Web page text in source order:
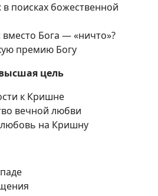
поисках божественной
Бога — «ничто»?
премию Богу
цель
к Кришне
вечной любви
на Кришну